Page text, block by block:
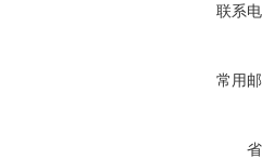
联系
常用